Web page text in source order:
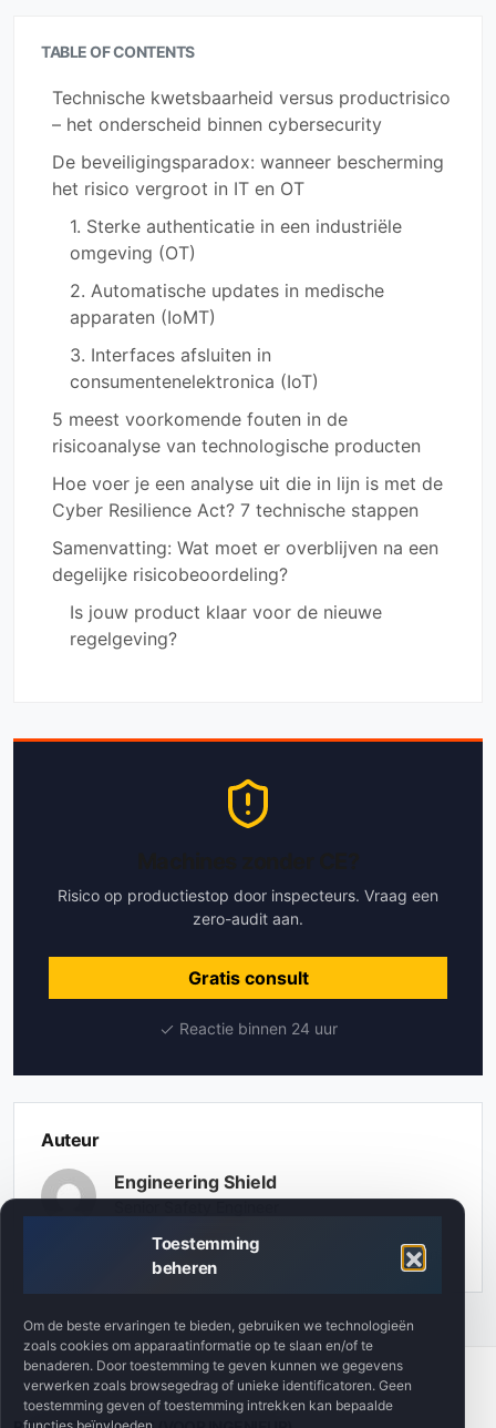
Toestemming
beheren
Om de beste ervaringen te bieden, gebruiken we technologieën
zoals cookies om apparaatinformatie op te slaan en/of te
benaderen. Door toestemming te geven kunnen we gegevens
verwerken zoals browsegedrag of unieke identificatoren. Geen
toestemming geven of toestemming intrekken kan bepaalde
TABLE OF CONTENTS
Technische kwetsbaarheid versus productrisico
– het onderscheid binnen cybersecurity
De beveiligingsparadox: wanneer bescherming
het risico vergroot in IT en OT
1. Sterke authenticatie in een industriële
omgeving (OT)
2. Automatische updates in medische
apparaten (IoMT)
3. Interfaces afsluiten in
consumentenelektronica (IoT)
5 meest voorkomende fouten in de
risicoanalyse van technologische producten
Hoe voer je een analyse uit die in lijn is met de
Cyber Resilience Act? 7 technische stappen
Samenvatting: Wat moet er overblijven na een
degelijke risicobeoordeling?
Is jouw product klaar voor de nieuwe
regelgeving?
Risico op productiestop door inspecteurs. Vraag een
zero-audit aan.
Gratis consult
Reactie binnen 24 uur
Auteur
Engineering Shield
Specialist machineveiligheid. 200+ risicobeoordelingen.